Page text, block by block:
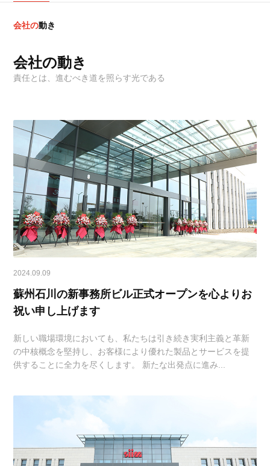
会社の動き
会社の動き
責任とは、進むべき道を照らす光である
2024.09.09
蘇州石川の新事務所ビル正式オープンを心よりお
祝い申し上げます
新しい職場環境においても、私たちは引き続き実利主義と革新
の中核概念を堅持し、お客様により優れた製品とサービスを提
供することに全力を尽くします。 新たな出発点に進み...